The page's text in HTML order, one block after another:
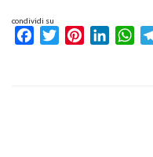
condividi su
FacebookTwitterPinterest